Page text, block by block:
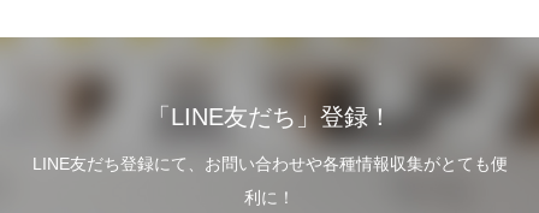
「LINE友だち」登録！
LINE友だち登録にて、お問い合わせや各種情報収集がとても便
利に！